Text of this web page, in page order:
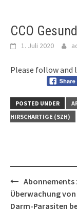
CCO
1. Juli 2020
Please follow and
POSTED UNDER
HIRSCHARTIGE (SZH)
Post
navigation
Abonnements
Überwachung von
Darm-Parasiten